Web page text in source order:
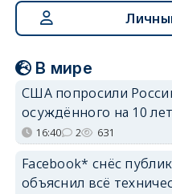
В мире
США попросили
осуждённого на 10
16:40 2 631
Facebook* снёс
объяснил всё